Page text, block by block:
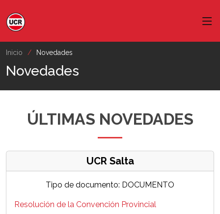
Inicio Novedades
Novedades
ÚLTIMAS NOVEDADES
UCR Salta
Tipo de documento: DOCUMENTO
Resolución de la Convención Provincial